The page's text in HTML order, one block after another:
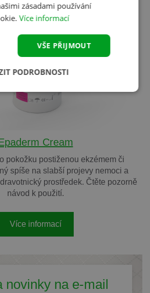
Cream
pokožku postiženou ekzémem či
spíše na slabší projevy nemoci a
prostředek. Čtěte pozorně
návod k použití.
Více informací
novinky na e-mail
zásadami používání
Více informací
VŠE PŘIJMOUT
PODROBNOSTI